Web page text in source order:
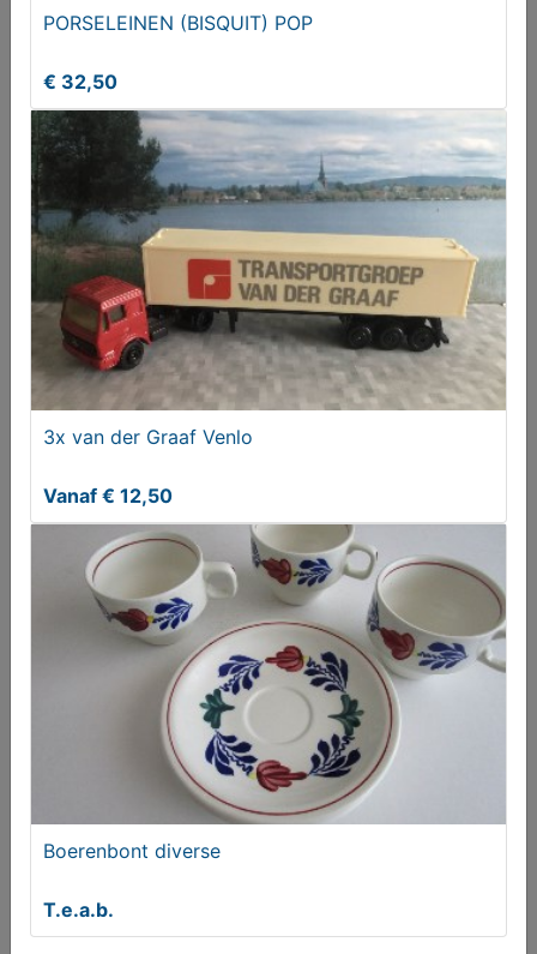
2x Van der Graaf Mercedes Lion Car 1:50
Vanaf € 35,00
Van den Heuvel Volvo FH. Uden
€ 17,00
12x Biervracht auto's Unieke collectors verzameling
€ 325,00
PORSELEINEN (BISQUIT) POP
€ 32,50
3x van der Graaf Venlo
Vanaf € 12,50
Boerenbont diverse
T.e.a.b.